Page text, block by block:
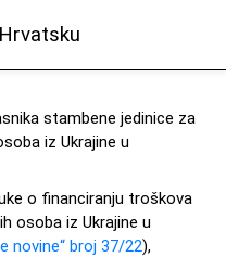
stambene jedinice za
iz Ukrajine u
o financiranju troškova
osoba iz Ukrajine u
novine“ broj 37/22),